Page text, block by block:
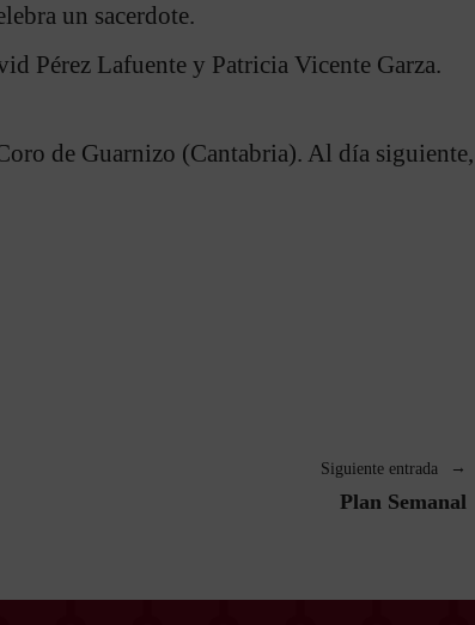
un sacerdote.
Pérez Lafuente y Patricia Vicente Garza.
de Guarnizo (Cantabria). Al día siguiente,
Siguiente entrada
Plan Semanal